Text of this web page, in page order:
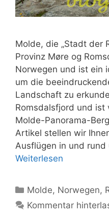
Molde, die „Stadt der
Provinz Møre og
Norwegen und ist ein
um die
Landschaft zu
Romsdalsfjord und ist
Molde-Panorama-
Artikel stellen wir
Ausflügen in und
Weiterlesen
Kategorien
Molde, Norwegen,
Kommentar